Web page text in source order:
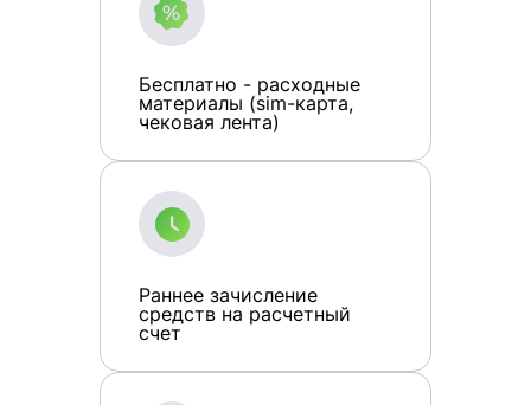
Бесплатно - расходные
материалы (sim-карта,
чековая лента)
Раннее зачисление
средств на расчетный
счет